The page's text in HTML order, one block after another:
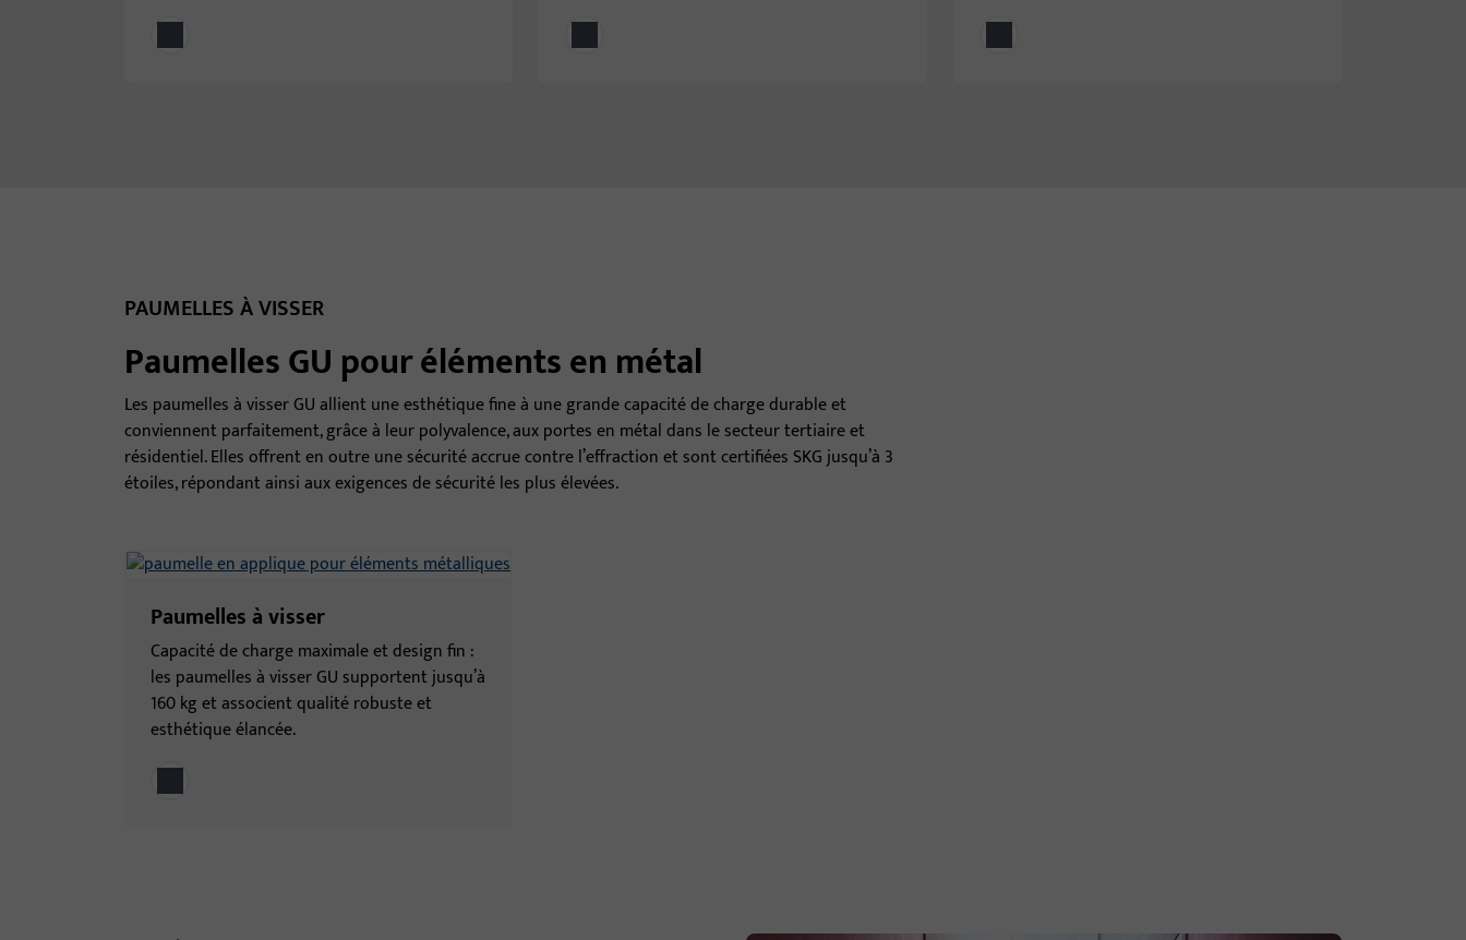
PAUMELLES À VISSER
Paumelles GU pour éléments en métal
Les paumelles à visser GU allient une esthétique fine à une grande capacité de charge durable et
conviennent parfaitement, grâce à leur polyvalence, aux portes en métal dans le secteur tertiaire et
résidentiel. Elles offrent en outre une sécurité accrue contre l’effraction et sont certifiées SKG jusqu’à 3
étoiles, répondant ainsi aux exigences de sécurité les plus élevées.
Paumelles à visser
Capacité de charge maximale et design fin :
les paumelles à visser GU supportent jusqu’à
160 kg et associent qualité robuste et
esthétique élancée.